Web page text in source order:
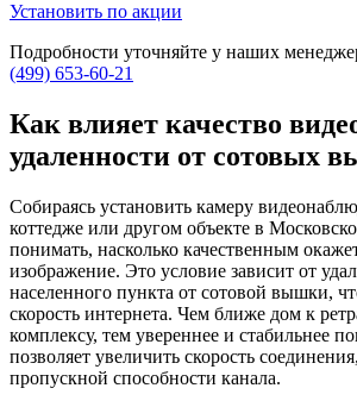
Установить по акции
Подробности уточняйте у наших
(499) 653-60-21
Как влияет качество
удаленности от сотовых
Собираясь установить камеру
коттедже или другом объекте в
понимать, насколько качественным
изображение. Это условие зависит от
населенного пункта от сотовой вышки,
скорость интернета. Чем ближе дом к
комплексу, тем увереннее и стабильнее
позволяет увеличить скорость
пропускной способности канала.